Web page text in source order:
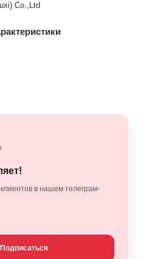
Co.,Ltd
в нашем телеграм-
Подписаться